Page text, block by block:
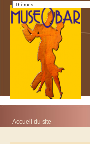
Accueil du site